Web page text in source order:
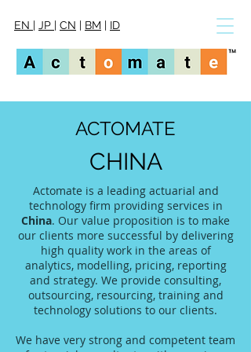
EN | JP | CN | BM | ID
ACTOMATE
CHINA
Actomate is a leading actuarial and
technology firm providing services in
China. Our value proposition is to make
our clients more successful by delivering
high quality work in the areas of
analytics, modelling, pricing, reporting
and strategy. We provide consulting,
outsourcing, resourcing, training and
technology solutions to our clients.
We have very strong and competent team